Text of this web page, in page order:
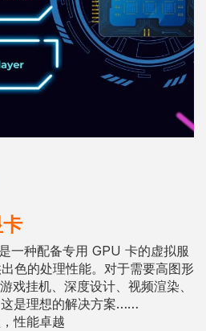
一种配备专用 GPU 卡的虚拟服
色的处理性能。对于需要高图形
戏挂机、深度设计、视频渲染、
是理想的解决方案……
性能卓越